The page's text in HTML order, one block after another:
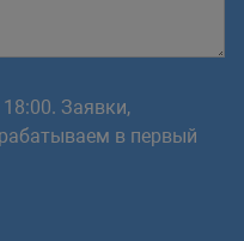
Заявки,
в первый